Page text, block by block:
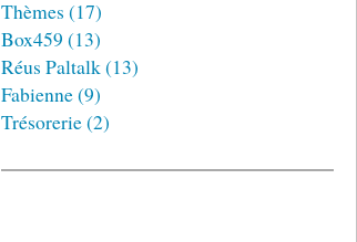
Thèmes (17)
Box459 (13)
Réus Paltalk(13)
Fabienne(9)
Trésorerie(2)